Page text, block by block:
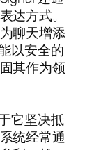
达方式。
聊天增添
以安全的
其作为领
它坚决抵
统经常通